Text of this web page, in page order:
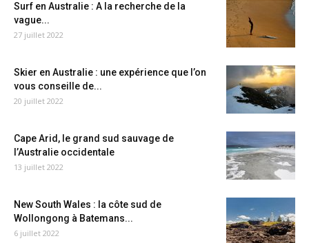
Surf en Australie : A la recherche de la
vague...
27 juillet 2022
Skier en Australie : une expérience que l’on
vous conseille de...
20 juillet 2022
Cape Arid, le grand sud sauvage de
l’Australie occidentale
13 juillet 2022
New South Wales : la côte sud de
Wollongong à Batemans...
6 juillet 2022